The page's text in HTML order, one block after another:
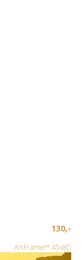
130,-
ArtFrame™ 45x80